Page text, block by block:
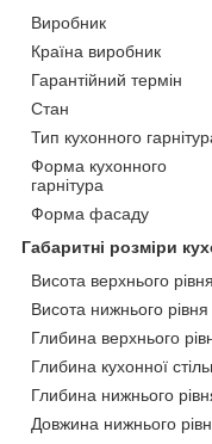
Виробник
Країна виробник
Гарантійний термін
Стан
Тип кухонного
Форма кухонного
гарнітура
Форма фасаду
Габаритні розміри
Висота верхнього рівня
Висота нижнього рівня
Глибина верхнього
Глибина кухонної
Глибина нижнього
Довжина нижнього